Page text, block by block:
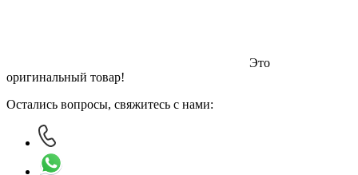
Это
оригинальный товар!
Остались вопросы, свяжитесь с нами: